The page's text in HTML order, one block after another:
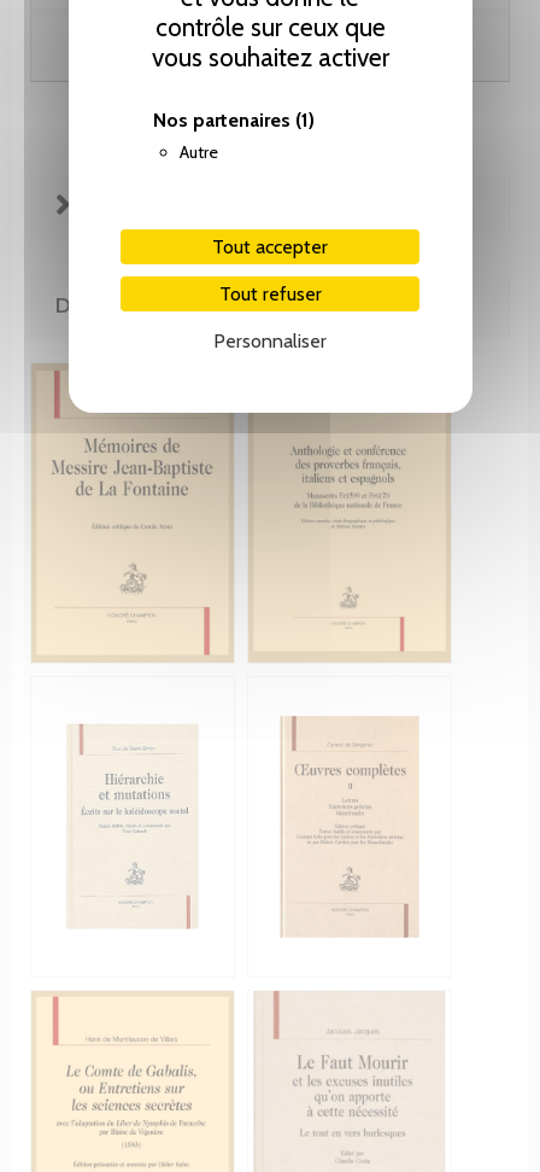
contrôle sur ceux que
vous souhaitez activer
Nos partenaires (1)
Autre
Tout accepter
Tout refuser
Personnaliser
Ajouter au panier
DE LA MÊME COLLECTION